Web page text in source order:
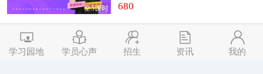
全5课时 680
基础形态
学习园地 学员心声 招生 资讯 我的